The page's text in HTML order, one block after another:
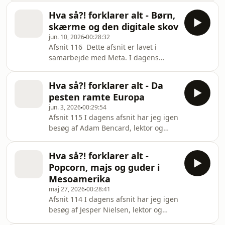
læge William Harvey og
gang dykker vi ned i et af de emner,
som de fleste forbinder med
Mesoamerika: menneskeofringer. Vi
snakker om hvorfor menneskeofringer
fylder så meget i vores forestilling om
mayaerne og aztekerne, hvor det
billede egentlig kommer fra, og om vi
måske nogle
Hva så?! forklarer alt - Børn,
skærme og den digitale skov
jun. 10, 202600:28:32
Afsnit 116 Dette afsnit er lavet i
samarbejde med Meta. I dagens
Universitet og en af Danmarks
førende forskere i børn, medier og
digital dannelse. Vi tager
udgangspunkt i et spørgsmål, som
mange forældre stiller sig selv: Hvor
farlig er den digitale verden egentlig?
Vi snakker om børn og sociale medier,
om Roblox, TikTok, algoritmer,
Hva så?! forklarer alt - Da
pesten ramte Europa
jun. 3, 202600:29:54
Afsnit 115 I dagens afsnit har jeg igen
besøg af Adam Bencard, lektor og
historie og er denne gang nået til
pesten, middelalderen og den lange
vej frem mod renæssancen. Vi
snakker om pestens indtog i Europa,
hvordan man forsøgte at forstå og
behandle sygdommen, og om de
ikoniske fuglemasker, som
Hva så?! forklarer alt -
Popcorn, majs og guder i
Mesoamerika
maj 27, 202600:28:41
Afsnit 114 I dagens afsnit har jeg igen
besøg af Jesper Nielsen, lektor og